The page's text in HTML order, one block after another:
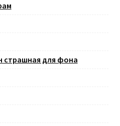
страшная для фона